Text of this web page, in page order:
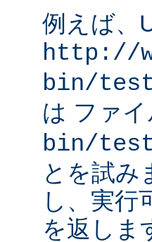
例えば、
http://
bin/
は ファ
bin/
とを試み
し、実行
を返しま